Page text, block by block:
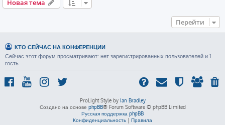
Новая тема
Перейти
КТО СЕЙЧАС НА КОНФЕРЕНЦИИ
Сейчас этот форум просматривают: нет зарегистрированных пользователей и 1
гость
ProLight Style by Ian Bradley
Создано на основе phpBB® Forum Software © phpBB Limited
Русская поддержка phpBB
Конфиденциальность | Правила